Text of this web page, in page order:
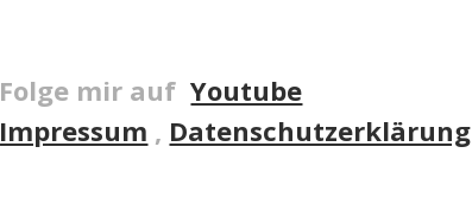
Folge mir auf Youtube
Impressum , Datenschutzerklärung